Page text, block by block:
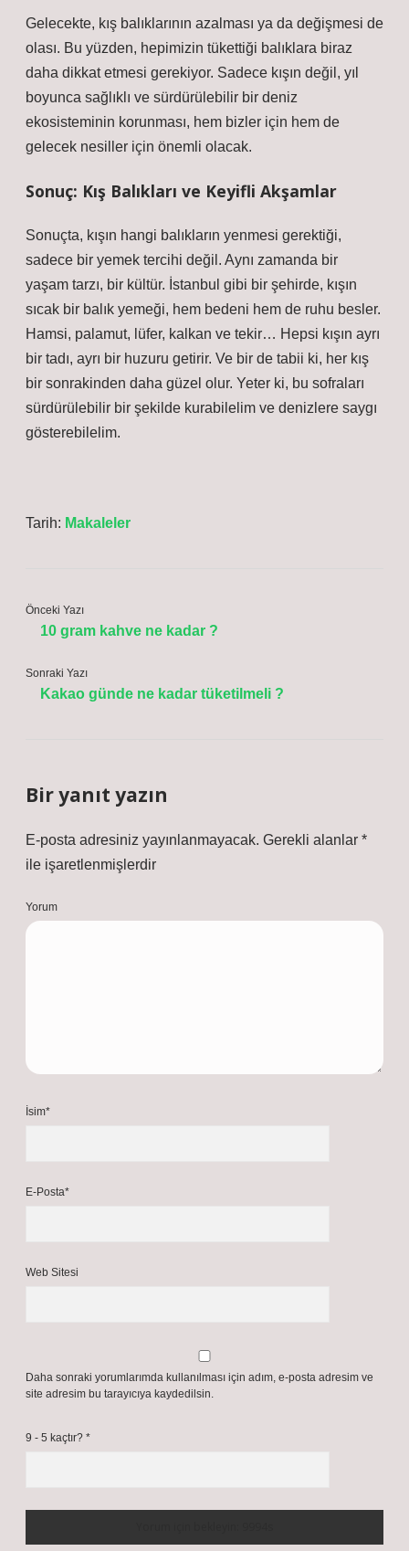
Gelecekte, kış balıklarının azalması ya da değişmesi de
olası. Bu yüzden, hepimizin tükettiği balıklara biraz
daha dikkat etmesi gerekiyor. Sadece kışın değil, yıl
boyunca sağlıklı ve sürdürülebilir bir deniz
ekosisteminin korunması, hem bizler için hem de
gelecek nesiller için önemli olacak.
Sonuç: Kış Balıkları ve Keyifli Akşamlar
Sonuçta, kışın hangi balıkların yenmesi gerektiği,
sadece bir yemek tercihi değil. Aynı zamanda bir
yaşam tarzı, bir kültür. İstanbul gibi bir şehirde, kışın
sıcak bir balık yemeği, hem bedeni hem de ruhu besler.
Hamsi, palamut, lüfer, kalkan ve tekir… Hepsi kışın ayrı
bir tadı, ayrı bir huzuru getirir. Ve bir de tabii ki, her kış
bir sonrakinden daha güzel olur. Yeter ki, bu sofraları
sürdürülebilir bir şekilde kurabilelim ve denizlere saygı
gösterebilelim.
Tarih: Makaleler
Önceki Yazı
10 gram kahve ne kadar ?
Sonraki Yazı
Kakao günde ne kadar tüketilmeli ?
Bir yanıt yazın
E-posta adresiniz yayınlanmayacak. Gerekli alanlar *
ile işaretlenmişlerdir
Yorum
İsim*
E-Posta*
Web Sitesi
Daha sonraki yorumlarımda kullanılması için adım, e-posta adresim ve
site adresim bu tarayıcıya kaydedilsin.
9 - 5 kaçtır? *